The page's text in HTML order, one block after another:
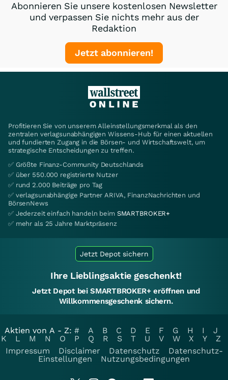
Abonnieren Sie unsere kostenlosen Newsletter
und verpassen Sie nichts mehr aus der
Redaktion
Jetzt abonnieren!
Profitieren Sie von unserem Alleinstellungsmerkmal als den
zentralen verlagsunabhängigen Wissens-Hub für einen aktuellen
und fundierten Zugang in die Börsen- und Wirtschaftswelt, um
strategische Entscheidungen zu treffen.
✅ Größte Finanz-Community Deutschlands
✅ über 550.000 registrierte Nutzer
✅ rund 2.000 Beiträge pro Tag
✅ verlagsunabhängige Partner ARIVA, FinanzNachrichten und
BörsenNews
✅ Jederzeit einfach handeln beim SMARTBROKER+
✅ mehr als 25 Jahre Marktpräsenz
Jetzt Depot sichern
Ihre Lieblingsaktie geschenkt!
Jetzt Depot bei SMARTBROKER+ eröffnen und
Willkommensgeschenk sichern.
Aktien von A - Z: # A B C D E F G H I
J
K
L M N O P Q R S T U V W X Y
Z
Impressum
Disclaimer Datenschutz
Datenschutz-
Einstellungen
Nutzungsbedingungen